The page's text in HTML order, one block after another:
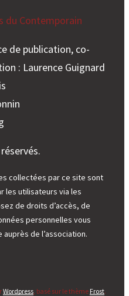
du Contemporain
de publication, co-
: Laurence Guignard
collectées par ce site sont
les utilisateurs via les
de droits d’accès, de
personnelles vous
de l’association.
Wordpress , basé sur le thème Frost.